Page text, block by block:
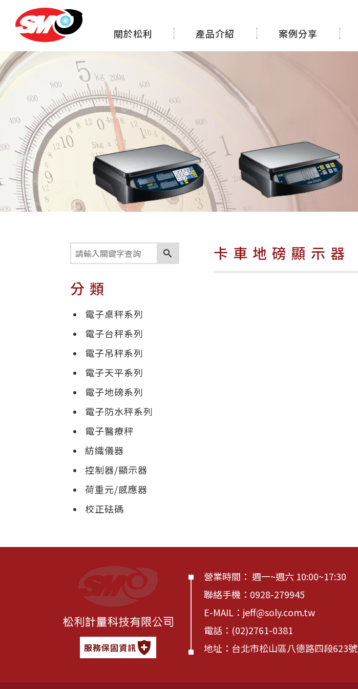
關於松利 產品介紹 案例分享
分類
電子桌秤系列
電子台秤系列
電子吊秤系列
電子天平系列
電子地磅系列
電子防水秤系列
電子醫療秤
紡織儀器
控制器/顯示器
荷重元/感應器
校正砝碼
卡車地磅顯示器
服務保固資訊
營業時間： 週一~週六 10:00~17:30
聯絡手機： 0928-279945
E-MAIL： jeff@soly.com.tw
電話： (02)2761-0381
地址：台北市松山區八德路四段623號